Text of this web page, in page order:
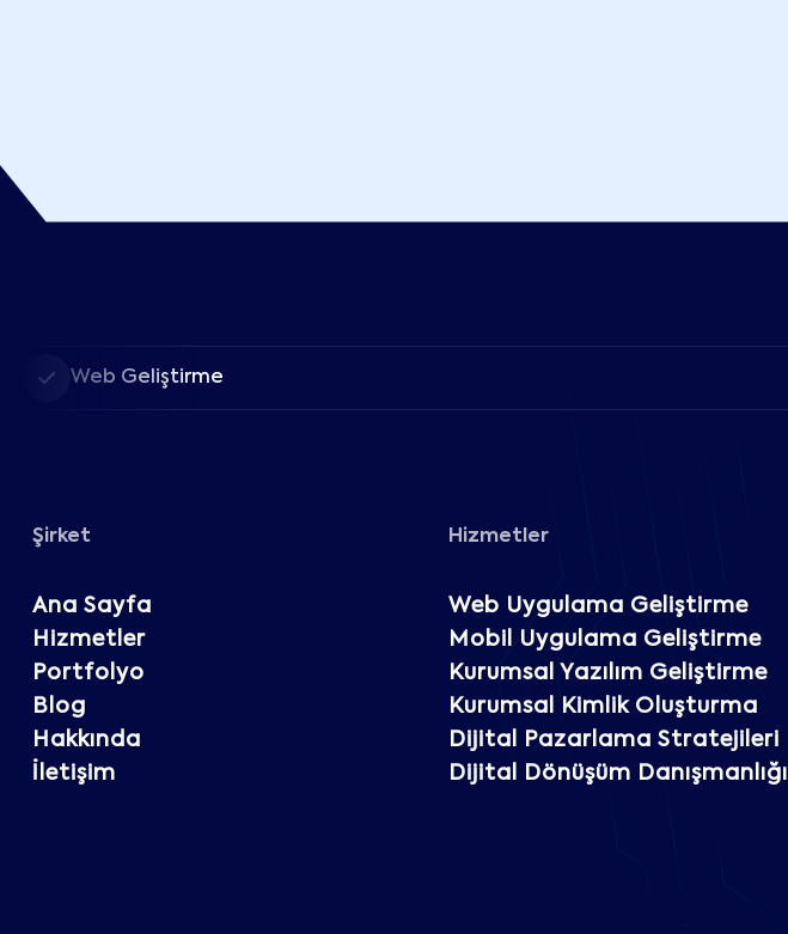
Web Geliştirme
Şirket
Ana Sayfa
Hizmetler
Portfolyo
Blog
Hakkında
İletişim
Hizmetler
Web Uygulama Geliştirme
Mobil Uygulama Geliştirme
Kurumsal Yazılım Geliştirme
Kurumsal Kimlik Oluşturma
Dijital Pazarlama Stratejileri
Dijital Dönüşüm Danışmanlığı